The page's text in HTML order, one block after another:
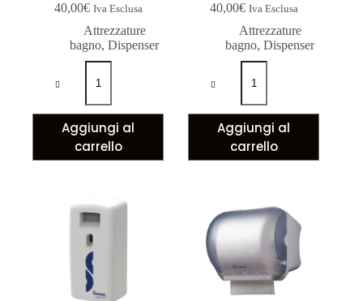
40,00€ Iva Esclusa
Attrezzature
bagno,Dispenser
Aggiungi al
carrello
40,00€ Iva Esclusa
Attrezzature
bagno,Dispenser
Aggiungi al
carrello